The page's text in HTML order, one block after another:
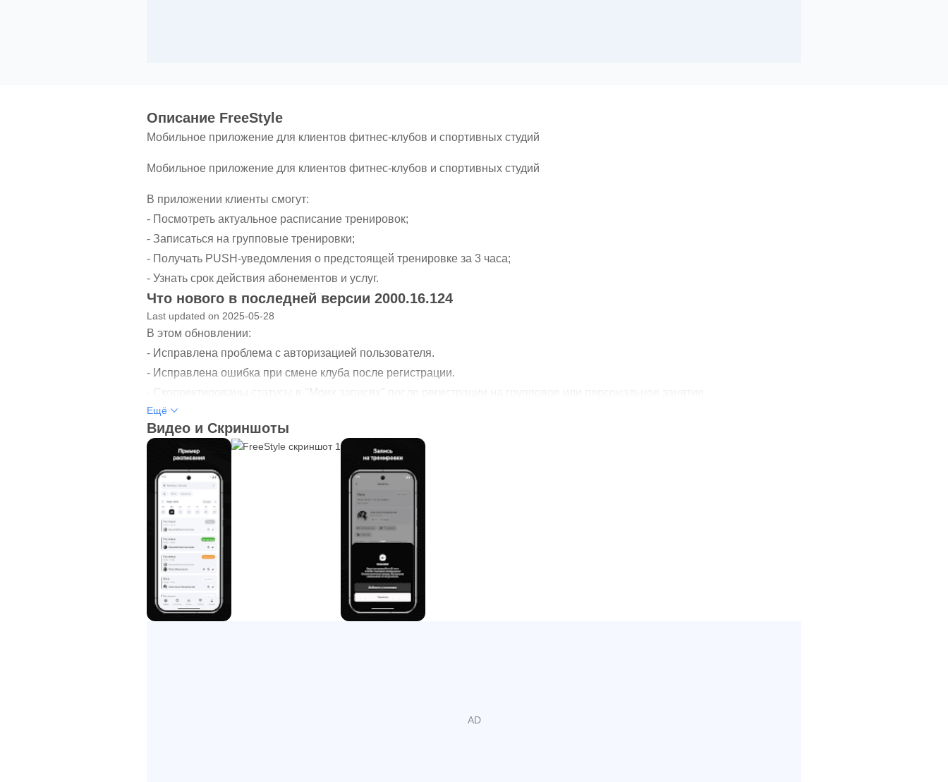
Oписание FreeStyle
Мобильное приложение для клиентов фитнес-клубов и спортивных студий
Мобильное приложение для клиентов фитнес-клубов и спортивных студий
В приложении клиенты смогут:
- Посмотреть актуальное расписание тренировок;
- Записаться на групповые тренировки;
- Получать PUSH-уведомления о предстоящей тренировке за 3 часа;
- Узнать срок действия абонементов и услуг.
Что нового в последней версии 2000.16.124
Last updated on 2025-05-28
В этом обновлении:
- Исправлена проблема с авторизацией пользователя.
- Исправлена ошибка при смене клуба после регистрации.
- Скорректированы статусы в "Моих записях" после регистрации на групповое или персональное занятие.
- Улучшена работа переходов по push-уведомлениям.
- Также внесены многочисленные исправления и улучшения для более комфортного использования.
Ещё
Видео и Скриншоты